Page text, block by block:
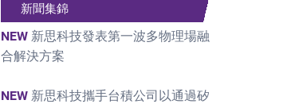
新聞集錦
NEW 新思科技發表第一波多物理場融
合解決方案
NEW 新思科技攜手台積公司以通過矽